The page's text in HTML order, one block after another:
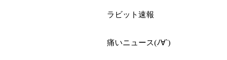
ラビット速報
痛いニュース(ﾉ∀`)